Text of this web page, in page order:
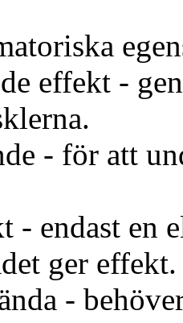
effekt -
- för att
- endast en
ger effekt.
-